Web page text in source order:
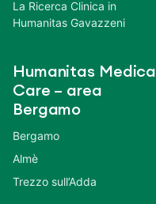
La Ricerca Clinica in
Humanitas Gavazzeni
Humanitas Medical
Care – area
Bergamo
Bergamo
Almè
Trezzo sull’Adda